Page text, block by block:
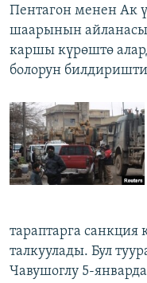
Пентагон менен Ак
шаарынын
каршы күрөштө
болорун
тараптарга санкция
талкуулады. Бул
Чавушоглу 5-